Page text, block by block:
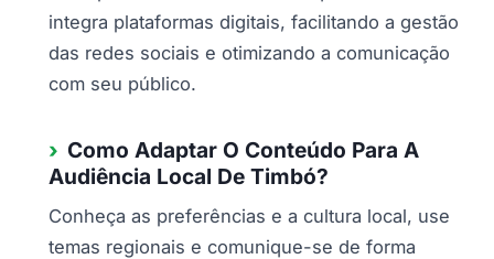
integra plataformas digitais, facilitando a gestão
das redes sociais e otimizando a comunicação
com seu público.
Como Adaptar O Conteúdo Para A
Audiência Local De Timbó?
Conheça as preferências e a cultura local, use
temas regionais e comunique-se de forma